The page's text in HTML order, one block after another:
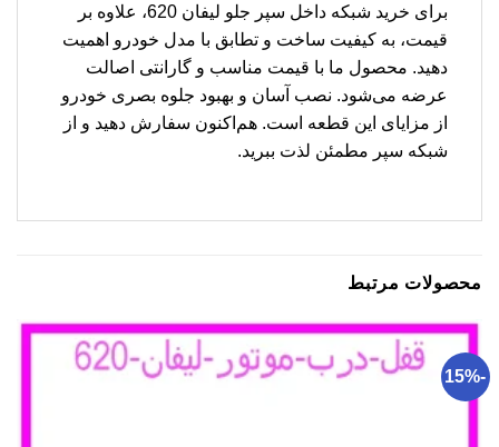
برای خرید شبکه داخل سپر جلو لیفان 620، علاوه بر
قیمت، به کیفیت ساخت و تطابق با مدل خودرو اهمیت
دهید. محصول ما با قیمت مناسب و گارانتی اصالت
عرضه می‌شود. نصب آسان و بهبود جلوه بصری خودرو
از مزایای این قطعه است. هم‌اکنون سفارش دهید و از
شبکه سپر مطمئن لذت ببرید.
محصولات مرتبط
-15%